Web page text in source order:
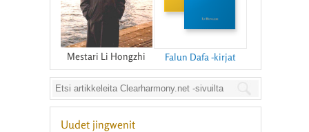
Mestari Li Hongzhi Falun Dafa -kirjat
Uudet jingwenit